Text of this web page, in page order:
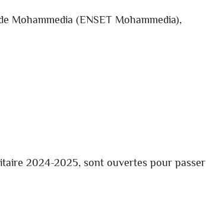
Mohammedia (ENSET Mohammedia),
2024-2025, sont ouvertes pour passer